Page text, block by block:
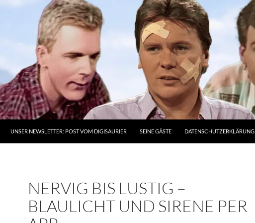
UNSER NEWSLETTER: POST VOM DIGISAURIER SEINE GÄSTE DATENSCHUTZERKLÄRUNG
NERVIG BIS LUSTIG –
BLAULICHT UND SIRENE PER